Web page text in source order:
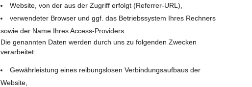
Website, von der aus der Zugriff erfolgt (Referrer-URL),
verwendeter Browser und ggf. das Betriebssystem Ihres Rechners
sowie der Name Ihres Access-Providers.
Die genannten Daten werden durch uns zu folgenden Zwecken
verarbeitet:
Gewährleistung eines reibungslosen Verbindungsaufbaus der
Website,